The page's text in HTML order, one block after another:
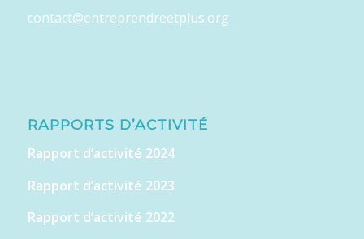
contact@entreprendreetplus.org
RAPPORTS D’ACTIVITÉ
Rapport d’activité 2024
Rapport d’activité 2023
Rapport d’activité 2022